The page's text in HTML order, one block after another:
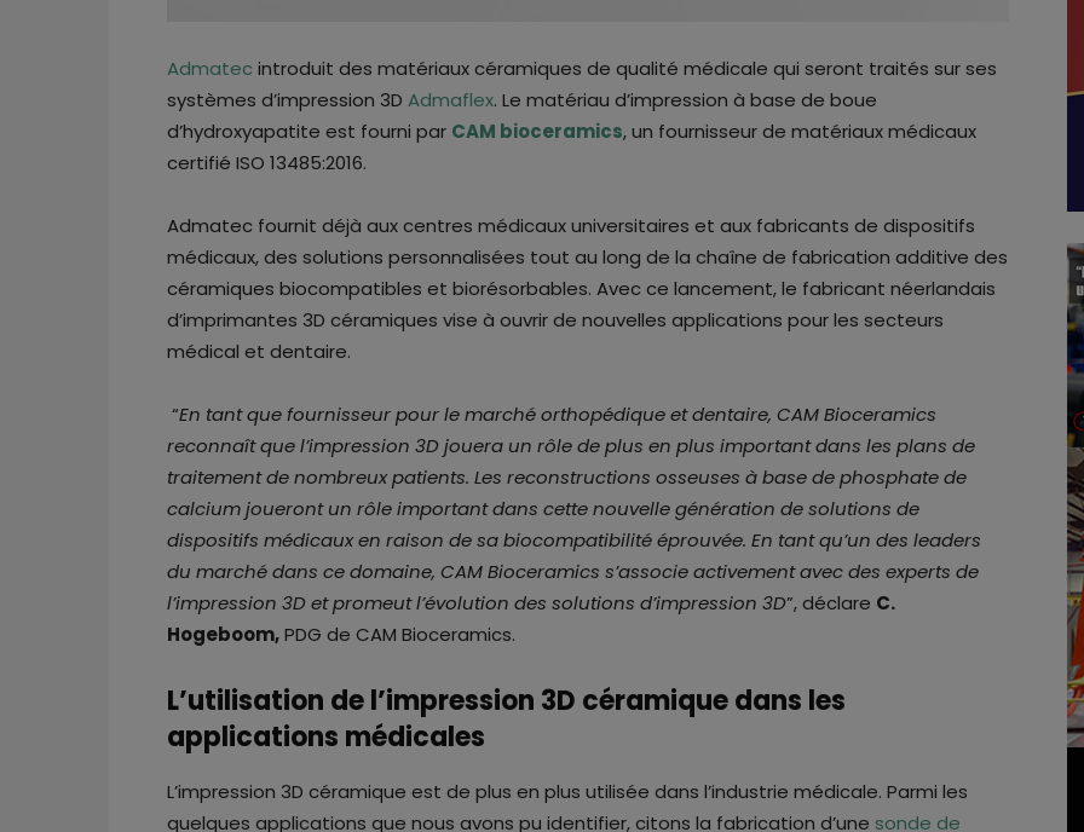
Admatec introduit des matériaux céramiques de qualité médicale qui seront traités sur ses
systèmes d’impression 3D Admaflex. Le matériau d’impression à base de boue
d’hydroxyapatite est fourni par CAM bioceramics, un fournisseur de matériaux médicaux
certifié ISO 13485:2016.
Admatec fournit déjà aux centres médicaux universitaires et aux fabricants de dispositifs
médicaux, des solutions personnalisées tout au long de la chaîne de fabrication additive des
céramiques biocompatibles et biorésorbables. Avec ce lancement, le fabricant néerlandais
d’imprimantes 3D céramiques vise à ouvrir de nouvelles applications pour les secteurs
médical et dentaire.
“En tant que fournisseur pour le marché orthopédique et dentaire, CAM Bioceramics
reconnaît que l’impression 3D jouera un rôle de plus en plus important dans les plans de
traitement de nombreux patients. Les reconstructions osseuses à base de phosphate de
calcium joueront un rôle important dans cette nouvelle génération de solutions de
dispositifs médicaux en raison de sa biocompatibilité éprouvée. En tant qu’un des leaders
du marché dans ce domaine, CAM Bioceramics s’associe activement avec des experts de
l’impression 3D et promeut l’évolution des solutions d’impression 3D”, déclare C.
Hogeboom,PDG de CAM Bioceramics.
L’utilisation de l’impression 3D céramique dans les
applications médicales
L’impression 3D céramique est de plus en plus utilisée dans l’industrie médicale. Parmi les
quelques applications que nous avons pu identifier, citons la fabrication d’une sonde de